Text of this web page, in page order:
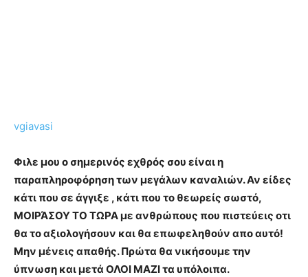
vgiavasi
Φιλε μου ο σημερινός εχθρός σου είναι η
παραπληροφόρηση των μεγάλων καναλιών. Αν είδες
κάτι που σε άγγιξε , κάτι που το θεωρείς σωστό,
ΜΟΙΡΆΣΟΥ ΤΟ ΤΩΡΑ με ανθρώπους που πιστεύεις οτι
θα το αξιολογήσουν και θα επωφεληθούν απο αυτό!
Μην μένεις απαθής. Πρώτα θα νικήσουμε την
ύπνωση και μετά ΟΛΟΙ ΜΑΖΙ τα υπόλοιπα.